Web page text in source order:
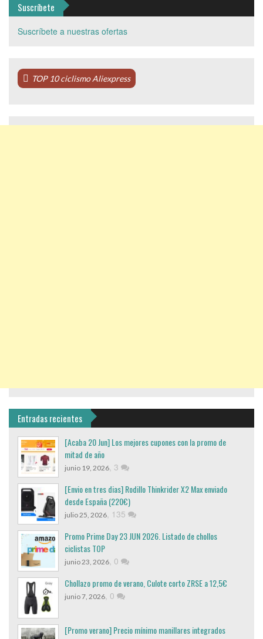
Suscríbete
Suscríbete a nuestras ofertas
TOP 10 ciclismo Aliexpress
Entradas recientes
[Acaba 20 Jun] Los mejores cupones con la promo de
mitad de año
junio 19, 2026, 3
[Envio en tres dias] Rodillo Thinkrider X2 Max enviado
desde España (220€)
julio 25, 2026, 135
Promo Prime Day 23 JUN 2026. Listado de chollos
ciclistas TOP
junio 23, 2026, 0
Chollazo promo de verano, Culote corto ZRSE a 12,5€
junio 7, 2026, 0
[Promo verano] Precio mínimo manillares integrados